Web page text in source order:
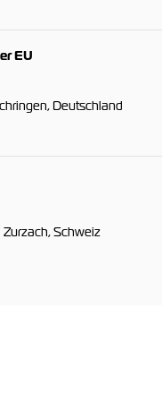
EU
Deutschland
Schweiz